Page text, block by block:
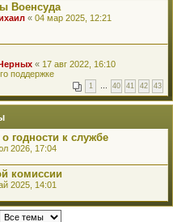
Военсуда
« 04 мар 2025, 12:21
« 17 авг 2022, 16:10
поддержке
1 … 40 41 42 43
годности к службе
2026, 17:04
комиссии
2025, 14:01